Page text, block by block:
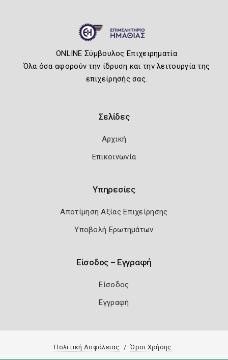
ONLINE Σύμβουλος Επιχειρηματία
Όλα όσα αφορούν την ίδρυση και την λειτουργία της
επιχείρησής σας.
Σελίδες
Αρχική
Επικοινωνία
Υπηρεσίες
Αποτίμηση Αξίας Επιχείρησης
Υποβολή Ερωτημάτων
Είσοδος – Εγγραφή
Είσοδος
Εγγραφή
Πολιτική Ασφάλειας Όροι Χρήσης